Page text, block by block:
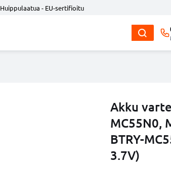
Huippulaatua - EU-sertifioitu
Akku
MC55N0,
BTRY-
3.7V)